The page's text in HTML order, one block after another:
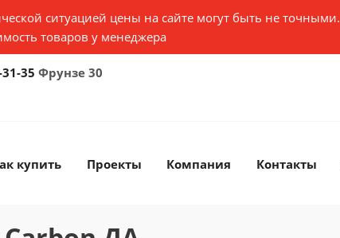
ситуацией цены на сайте могут быть не точными.
товаров у менеджера
35 Фрунзе 30
купить Проекты Компания Контакты